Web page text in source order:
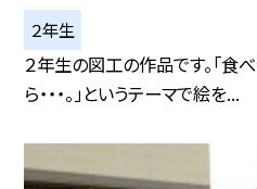
２年生
２年生の図工の作品です。「食
ら・・・。」というテーマで絵を...